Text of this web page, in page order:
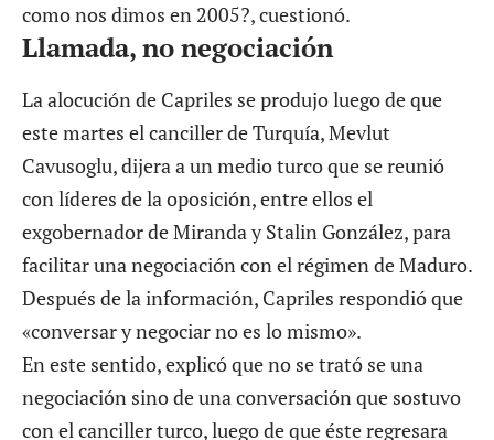
como nos dimos en 2005?, cuestionó.
Llamada, no negociación
La alocución de Capriles se produjo luego de que
este martes el canciller de Turquía, Mevlut
Cavusoglu, dijera a un medio turco que se reunió
con líderes de la oposición, entre ellos el
exgobernador de Miranda y Stalin González, para
facilitar una negociación con el régimen de Maduro.
Después de la información, Capriles respondió que
«conversar y negociar no es lo mismo».
En este sentido, explicó que no se trató se una
negociación sino de una conversación que sostuvo
con el canciller turco, luego de que éste regresara